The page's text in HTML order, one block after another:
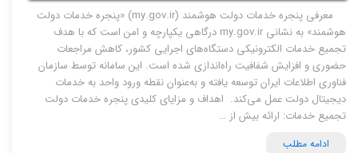
معرفی پنجره خدمات دولت هوشمند (my.gov.ir) «پنجره خدمات دولت
هوشمند» به نشانی my.gov.ir درگاهی یکپارچه و امن است که با هدف
تجمیع خدمات الکترونیکی دستگاه‌های اجرایی کشور، کاهش مراجعات
حضوری و افزایش شفافیت راه‌اندازی شده است. این سامانه توسط سازمان
فناوری اطلاعات ایران توسعه یافته و به‌عنوان نقطه ورود واحد به خدمات
دیجیتال دولت عمل می‌کند. اهداف و مزایای کلیدی پنجره خدمات دولت
تجمیع خدمات: ارائه بیش از …
ادامه مطلب